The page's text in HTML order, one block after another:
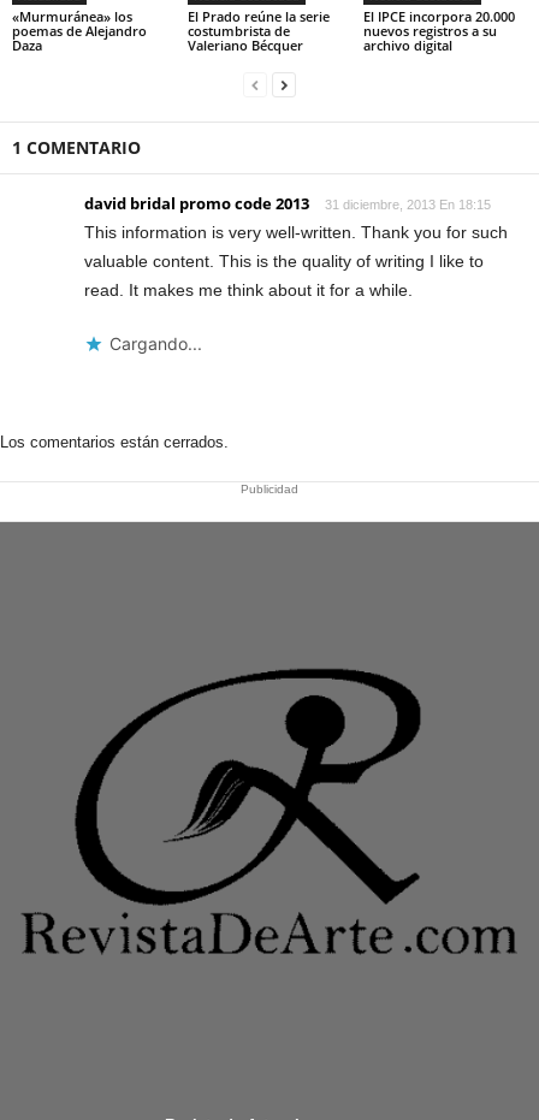
«Murmuránea» los
poemas de Alejandro
Daza
El Prado reúne la serie
costumbrista de
Valeriano Bécquer
El IPCE incorpora 20.000
nuevos registros a su
archivo digital
1 COMENTARIO
david bridal promo code 2013 31 diciembre, 2013 En 18:15
This information is very well-written. Thank you for such
valuable content. This is the quality of writing I like to
read. It makes me think about it for a while.
Cargando...
Los comentarios están cerrados.
Publicidad